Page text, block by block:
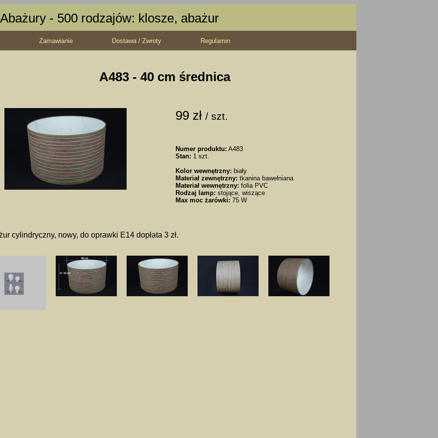
Abażury - 500 rodzajów: klosze, abażur
Zamawianie Dostawa / Zwroty Regulamin
A483 - 40 cm średnica
99 zł / szt.
Numer produktu: A483
Stan: 1 szt.
Kolor wewnętrzny: biały
Materiał zewnętrzny: tkanina bawełniana
Materiał wewnętrzny: folia PVC
Rodzaj lamp: stojące, wiszące
Max moc żarówki: 75 W
cylindryczny, nowy, do oprawki E14 dopłata 3 zł.